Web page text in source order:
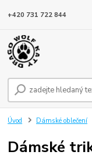
+420 731 722 844
Úvod Dámské oblečení
Dámské